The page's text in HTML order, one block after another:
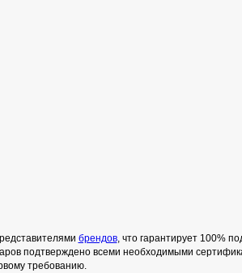
брендов, что гарантирует 100%
подтверждено всеми необходимыми
требованию.